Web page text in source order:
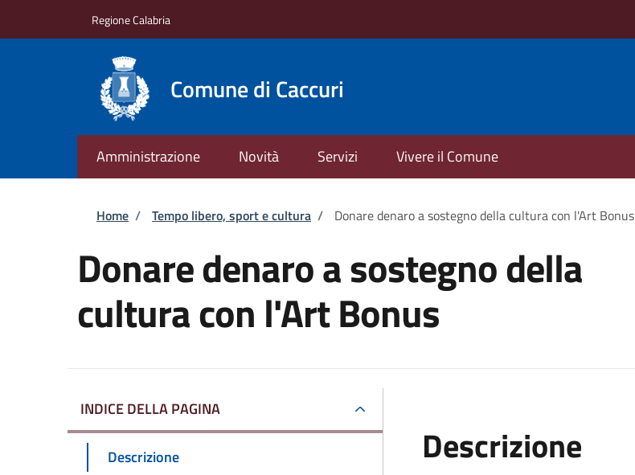
Regione Calabria
Comune di Caccuri
Amministrazione Novità Servizi Vivere il Comune
Briciole di pane
Home / Tempo libero, sport e cultura / Donare denaro a sostegno della cultura con l'Art Bonus
Donare denaro a sostegno della
cultura con l'Art Bonus
INDICE DELLA PAGINA
Descrizione Descrizione